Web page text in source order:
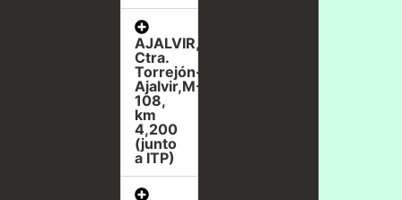
AJALVIR,
Ctra.
Torrejón-
Ajalvir,M-
108,
km
4,200
(junto
a ITP)